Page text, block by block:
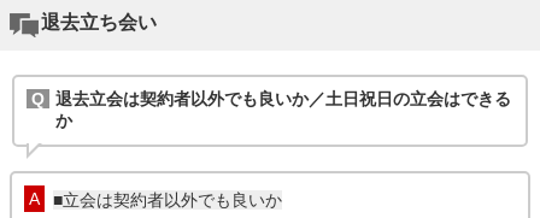
退去立ち会い
退去立会は契約者以外でも良いか／土日祝日の立会はできる
か
■立会は契約者以外でも良いか